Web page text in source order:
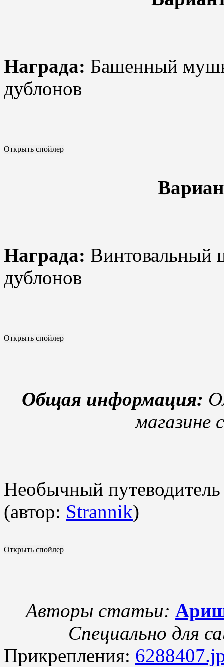
Награда: Башенный
дублонов
Награда: Винтовальный
дублонов
Общая информация:
магазине
Необычный
(автор: Strannik)
Авторы статьи:
Специально для
Прикрепления: